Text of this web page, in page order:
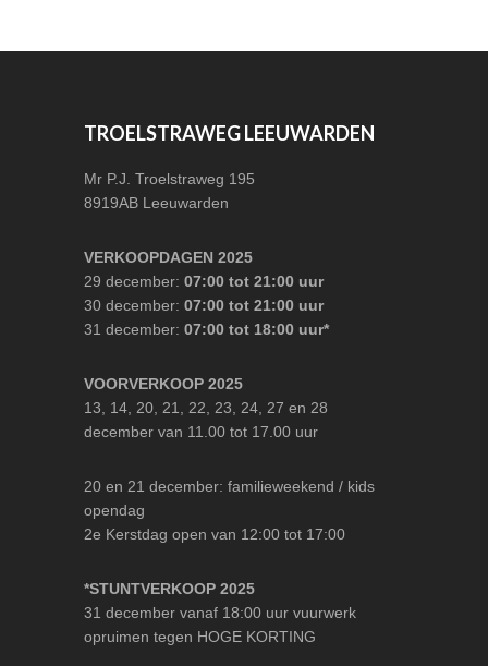
TROELSTRAWEG LEEUWARDEN
Mr P.J. Troelstraweg 195
8919AB Leeuwarden
VERKOOPDAGEN 2025
29 december:07:00 tot 21:00 uur
30 december:07:00 tot 21:00 uur
31 december:07:00 tot 18:00 uur*
VOORVERKOOP 2025
13, 14, 20, 21, 22, 23, 24, 27 en 28
december van 11.00 tot 17.00 uur
20 en 21 december: familieweekend / kids
opendag
2e Kerstdag open van 12:00 tot 17:00
*STUNTVERKOOP 2025
31 december vanaf 18:00 uur vuurwerk
opruimen tegen HOGE KORTING